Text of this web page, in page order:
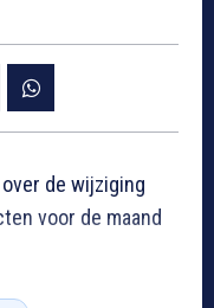
de wijziging
voor de maand